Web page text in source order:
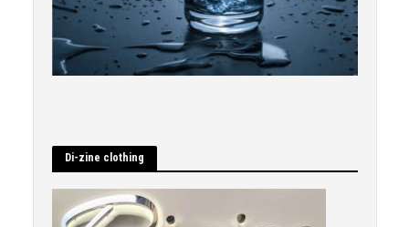
Di-zine clothing